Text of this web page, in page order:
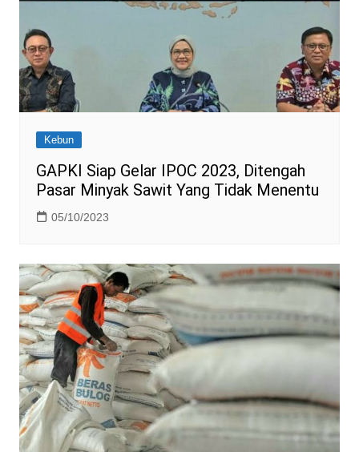
Kebun
GAPKI Siap Gelar IPOC 2023, Ditengah
Pasar Minyak Sawit Yang Tidak Menentu
05/10/2023